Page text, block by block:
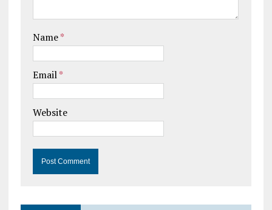
Name*
Email*
Website